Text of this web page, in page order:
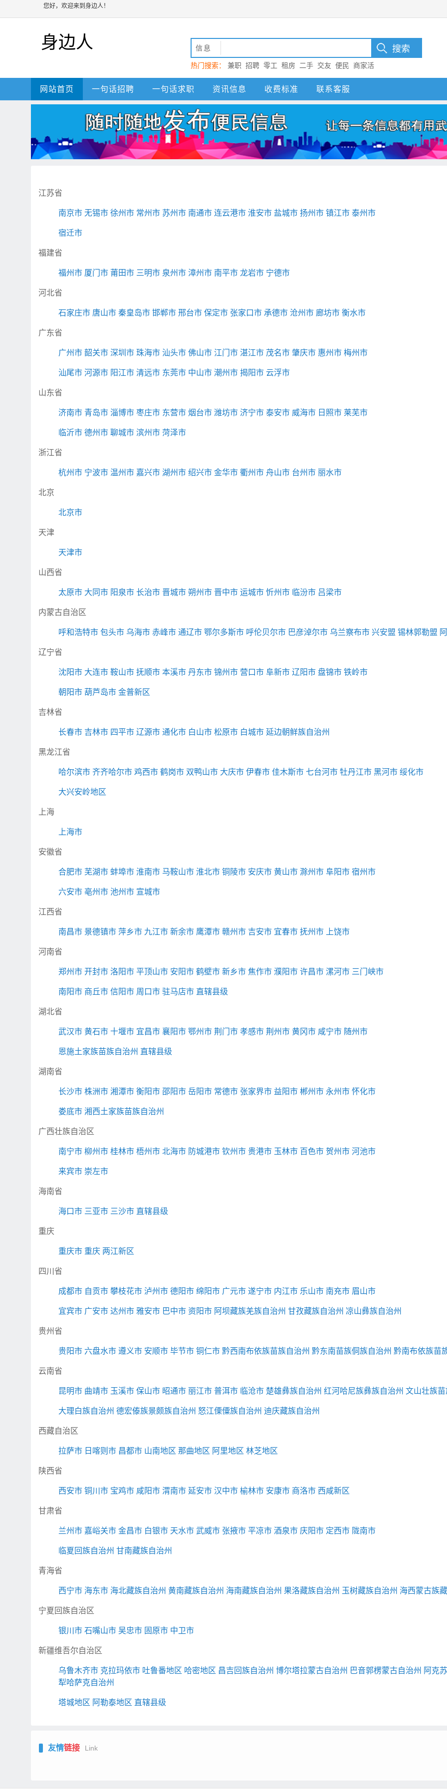
您好，欢迎来到身边人！
身边人 信息
热门搜索： 兼职 招聘 零工 租房 二手 交友 便民
商家活
动 站点PQT5d1
网站首页 一句话招聘 一句话求职 资讯信息 收费标准 联系客服
江苏省
南京市 无锡市 徐州市 常州市 苏州市 南通市 连云港市 淮安市 盐城市 扬州市 镇江市 泰州市
宿迁市
福建省
福州市 厦门市 莆田市 三明市 泉州市 漳州市 南平市 龙岩市 宁德市
河北省
石家庄市 唐山市 秦皇岛市 邯郸市 邢台市 保定市 张家口市 承德市 沧州市 廊坊市 衡水市
广东省
广州市 韶关市 深圳市 珠海市 汕头市 佛山市 江门市 湛江市 茂名市 肇庆市 惠州市 梅州市
汕尾市 河源市 阳江市 清远市 东莞市 中山市 潮州市 揭阳市 云浮市
山东省
济南市 青岛市 淄博市 枣庄市 东营市 烟台市 潍坊市 济宁市 泰安市 威海市 日照市 莱芜市
临沂市 德州市 聊城市 滨州市 菏泽市
浙江省
杭州市 宁波市 温州市 嘉兴市 湖州市 绍兴市 金华市 衢州市 舟山市 台州市 丽水市
北京
北京市
天津
天津市
山西省
太原市 大同市 阳泉市 长治市 晋城市 朔州市 晋中市 运城市 忻州市 临汾市 吕梁市
内蒙古自治区
呼和浩特市 包头市 乌海市 赤峰市 通辽市 鄂尔多斯市 呼伦贝尔市 巴彦淖尔市 乌兰察布市 兴安盟 锡林郭勒盟
辽宁省
沈阳市 大连市 鞍山市 抚顺市 本溪市 丹东市 锦州市 营口市 阜新市 辽阳市 盘锦市 铁岭市
朝阳市 葫芦岛市 金普新区
吉林省
长春市 吉林市 四平市 辽源市 通化市 白山市 松原市 白城市 延边朝鲜族自治州
黑龙江省
哈尔滨市 齐齐哈尔市 鸡西市 鹤岗市 双鸭山市 大庆市 伊春市 佳木斯市 七台河市 牡丹江市 黑河市 绥化市
大兴安岭地区
上海
上海市
安徽省
合肥市 芜湖市 蚌埠市 淮南市 马鞍山市 淮北市 铜陵市 安庆市 黄山市 滁州市 阜阳市 宿州市
六安市 亳州市 池州市 宣城市
江西省
南昌市 景德镇市 萍乡市 九江市 新余市 鹰潭市 赣州市 吉安市 宜春市 抚州市 上饶市
河南省
郑州市 开封市 洛阳市 平顶山市 安阳市 鹤壁市 新乡市 焦作市 濮阳市 许昌市 漯河市 三门峡市
南阳市 商丘市 信阳市 周口市 驻马店市 直辖县级
湖北省
武汉市 黄石市 十堰市 宜昌市 襄阳市 鄂州市 荆门市 孝感市 荆州市 黄冈市 咸宁市 随州市
恩施土家族苗族自治州 直辖县级
湖南省
长沙市 株洲市 湘潭市 衡阳市 邵阳市 岳阳市 常德市 张家界市 益阳市 郴州市 永州市 怀化市
娄底市 湘西土家族苗族自治州
广西壮族自治区
南宁市 柳州市 桂林市 梧州市 北海市 防城港市 钦州市 贵港市 玉林市 百色市 贺州市 河池市
来宾市 崇左市
海南省
海口市 三亚市 三沙市 直辖县级
重庆
重庆市 重庆 两江新区
四川省
成都市 自贡市 攀枝花市 泸州市 德阳市 绵阳市 广元市 遂宁市 内江市 乐山市 南充市 眉山市
宜宾市 广安市 达州市 雅安市 巴中市 资阳市 阿坝藏族羌族自治州 甘孜藏族自治州 凉山彝族自治州
贵州省
贵阳市 六盘水市 遵义市 安顺市 毕节市 铜仁市 黔西南布依族苗族自治州 黔东南苗族侗族自治州 黔南布依族苗
云南省
昆明市 曲靖市 玉溪市 保山市 昭通市 丽江市 普洱市 临沧市 楚雄彝族自治州 红河哈尼族彝族自治州 文山壮族
大理白族自治州 德宏傣族景颇族自治州 怒江傈僳族自治州 迪庆藏族自治州
西藏自治区
拉萨市 日喀则市 昌都市 山南地区 那曲地区 阿里地区 林芝地区
陕西省
西安市 铜川市 宝鸡市 咸阳市 渭南市 延安市 汉中市 榆林市 安康市 商洛市 西咸新区
甘肃省
兰州市 嘉峪关市 金昌市 白银市 天水市 武威市 张掖市 平凉市 酒泉市 庆阳市 定西市 陇南市
临夏回族自治州 甘南藏族自治州
青海省
西宁市 海东市 海北藏族自治州 黄南藏族自治州 海南藏族自治州 果洛藏族自治州 玉树藏族自治州 海西蒙古族
宁夏回族自治区
银川市 石嘴山市 吴忠市 固原市 中卫市
新疆维吾尔自治区
乌鲁木齐市 克拉玛依市 吐鲁番地区 哈密地区 昌吉回族自治州 博尔塔拉蒙古自治州 巴音郭楞蒙古自治州 阿克
犁哈萨克自治州
塔城地区 阿勒泰地区 直辖县级
友情链接 Link